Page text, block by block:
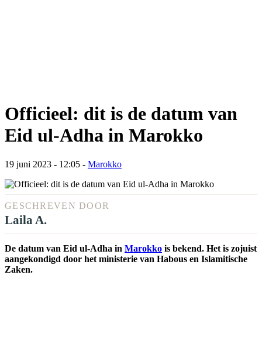
Officieel: dit is de datum van
Eid ul-Adha in Marokko
19 juni 2023 - 12:05 - Marokko
GESCHREVEN DOOR
Laila A.
De datum van Eid ul-Adha in Marokko is bekend. Het is zojuist
aangekondigd door het ministerie van Habous en Islamitische
Zaken.